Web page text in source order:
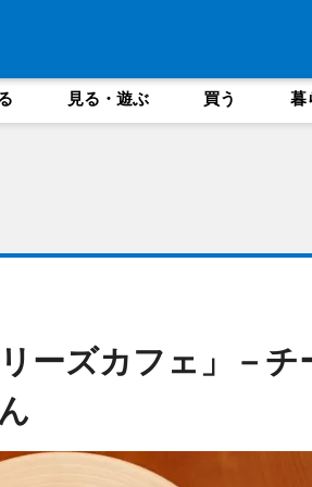
見る・遊ぶ 買う 暮
ーズカフェ」－チ